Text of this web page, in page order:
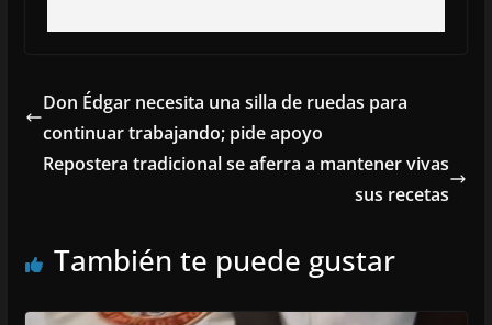
Don Édgar necesita una silla de ruedas para
continuar trabajando; pide apoyo
Repostera tradicional se aferra a mantener vivas
sus recetas
También te puede gustar